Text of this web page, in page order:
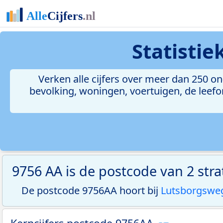
Verken alle cijfers over meer dan 250
bevolking, woningen, voertuigen, de
9756 AA is de postcode van 2
De postcode 9756AA hoort bij